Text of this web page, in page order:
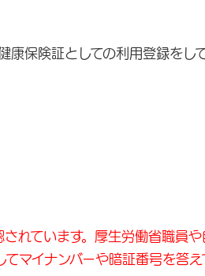
保険証としての利用登録をし
れています。厚生労働省職員
マイナンバーや暗証番号を答